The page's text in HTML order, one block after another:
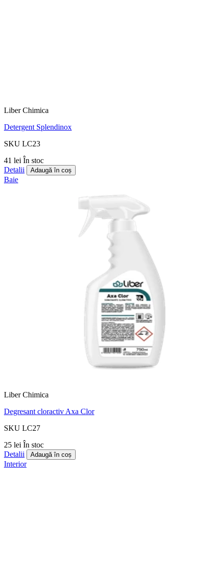
Liber Chimica
Detergent Splendinox
SKU LC23
41 lei În stoc
Detalii
Adaugă în coș
Baie
Liber Chimica
Degresant cloractiv Axa Clor
SKU LC27
25 lei În stoc
Detalii
Adaugă în coș
Interior